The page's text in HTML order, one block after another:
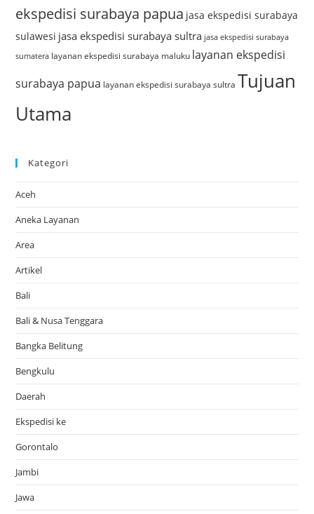
ekspedisi surabaya papua jasa ekspedisi surabaya
sulawesi jasa ekspedisi surabaya sultra jasa ekspedisi surabaya
sumatera layanan ekspedisi surabaya maluku layanan ekspedisi
surabaya papua layanan ekspedisi surabaya sultra Tujuan
Utama
Kategori
Aceh
Aneka Layanan
Area
Artikel
Bali
Bali & Nusa Tenggara
Bangka Belitung
Bengkulu
Daerah
Ekspedisi ke
Gorontalo
Jambi
Jawa